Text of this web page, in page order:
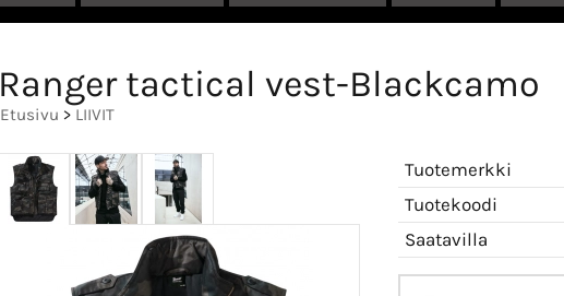
Ranger tactical vest-Blackcamo
Etusivu > LIIVIT
Tuotemerkki
Tuotekoodi
Saatavilla